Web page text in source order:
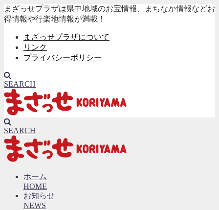
まざっせプラザは県中地域のお宝情報、まちなか情報などお
得情報や行楽地情報が満載！
まざっせプラザについて
リンク
プライバシーポリシー
SEARCH
SEARCH
ホーム
HOME
お知らせ
NEWS